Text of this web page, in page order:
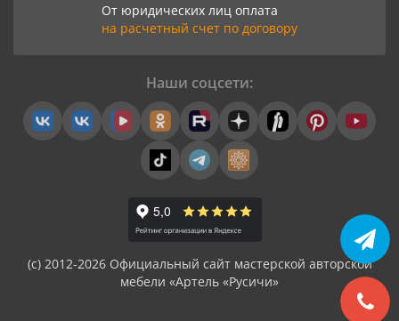
От юридических лиц оплата
на расчетный счет по договору
(с) 2012-2026 Официальный сайт мастерской авторской
мебели «Артель «Русичи»
Наши соцсети: